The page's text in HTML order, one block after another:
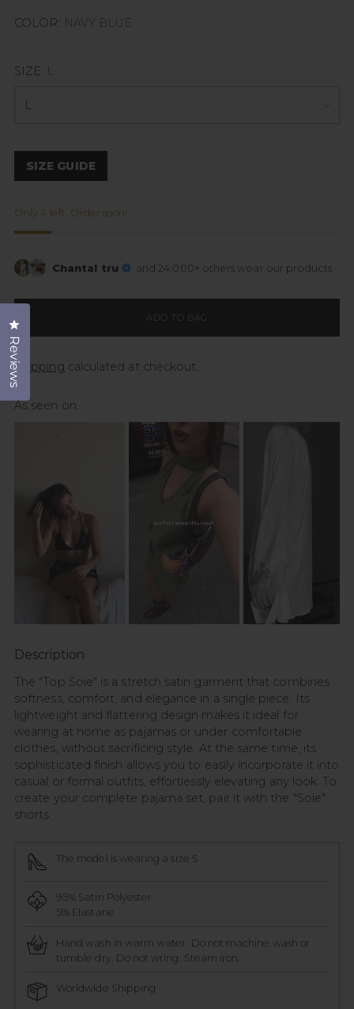
COLOR: NAVY BLUE
SIZE:
SIZE GUIDE
Only 4 left. Order soon!
Chantal tru and 24,000+ others wear our products
ADD TO BAG
Shipping calculated at checkout.
As seen on...
Description
The "Top Soie" is a stretch satin garment that combines
softness, comfort, and elegance in a single piece. Its
lightweight and flattering design makes it ideal for
wearing at home as pajamas or under comfortable
clothes, without sacrificing style. At the same time, its
sophisticated finish allows you to easily incorporate it into
casual or formal outfits, effortlessly elevating any look. To
create your complete pajama set, pair it with the "Soie"
shorts.
The model is wearing a size S
95% Satin Polyester
5% Elastane
Hand wash in warm water. Do not machine wash or
tumble dry. Do not wring. Steam iron.
Worldwide Shipping
Reviews
Click to open the reviews dialog